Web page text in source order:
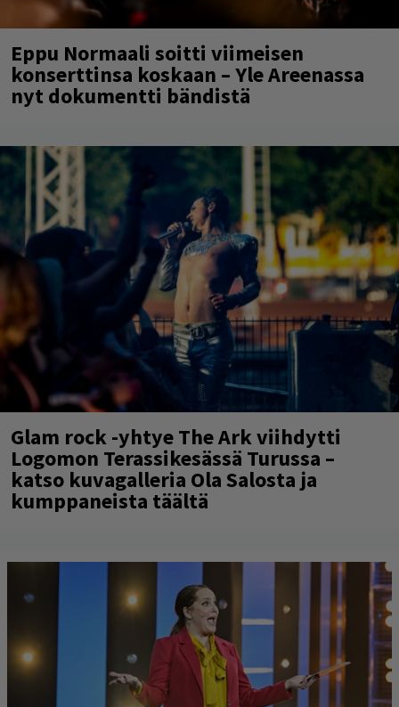
Eppu Normaali soitti viimeisen
konserttinsa koskaan – Yle Areenassa
nyt dokumentti bändistä
Glam rock -yhtye The Ark viihdytti
Logomon Terassikesässä Turussa –
katso kuvagalleria Ola Salosta ja
kumppaneista täältä